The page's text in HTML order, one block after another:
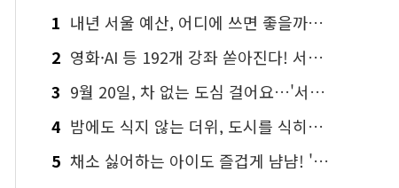
하
기
하
1 내년 서울 예산, 어디에 쓰면 좋을까요? 온라인 투표
2 영화·AI 등 192개 강좌 쏟아진다! 서울시민대학 선착순 신청
3 9월 20일, 차 없는 도심 걸어요…'서울 걷자 페스티벌' 선착순 5천명
4 밤에도 식지 않는 더위, 도시를 식히는 시원한 해법은?
5 채소 싫어하는 아이도 즐겁게 냠냠! '찾아가는 서울시 식생활 교육' 현장